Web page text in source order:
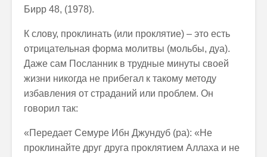
Бирр 48, (1978).
К слову, проклинать (или проклятие) – это есть
отрицательная форма молитвы (мольбы, дуа).
Даже сам Посланник в трудные минуты своей
жизни никогда не прибегал к такому методу
избавления от страданий или проблем. Он
говорил так:
«Передает Семуре Ибн Джундуб (ра): «Не
проклинайте друг друга проклятием Аллаха и не